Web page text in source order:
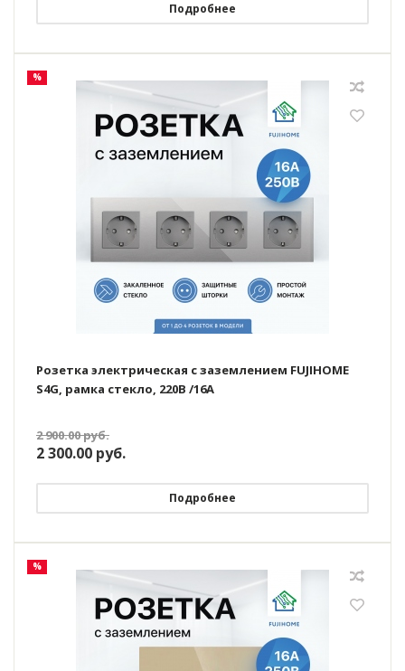
Подробнее
%
Розетка электрическая с заземлением FUJIHOME
S4G, рамка стекло, 220В /16А
2 900.00руб.
2 300.00 руб.
Подробнее
%